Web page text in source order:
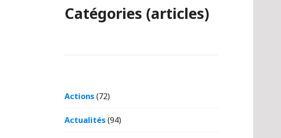
Catégories (articles)
Actions(72)
Actualités(94)